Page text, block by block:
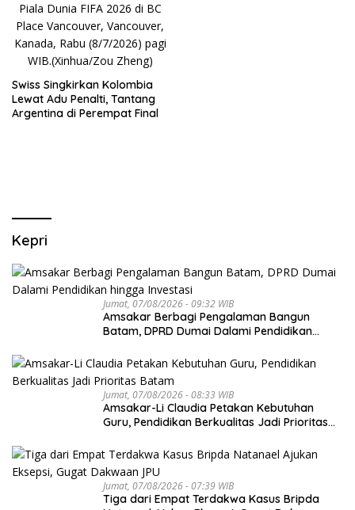
Swiss Singkirkan Kolombia
Lewat Adu Penalti, Tantang
Argentina di Perempat Final
Kepri
Jumat, 07/08/2026 - 09:32 WIB
Amsakar Berbagi Pengalaman Bangun
Batam, DPRD Dumai Dalami Pendidikan
Jumat, 07/08/2026 - 08:33 WIB
Amsakar-Li Claudia Petakan Kebutuhan
Guru, Pendidikan Berkualitas Jadi Prioritas
Jumat, 07/08/2026 - 07:39 WIB
Tiga dari Empat Terdakwa Kasus Bripda